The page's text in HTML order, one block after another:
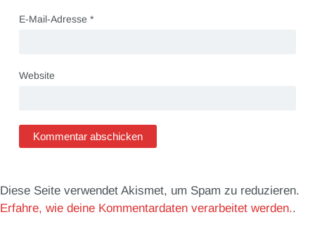
E-Mail-Adresse *
Website
Diese Seite verwendet Akismet, um Spam zu reduzieren.
Erfahre, wie deine Kommentardaten verarbeitet werden..